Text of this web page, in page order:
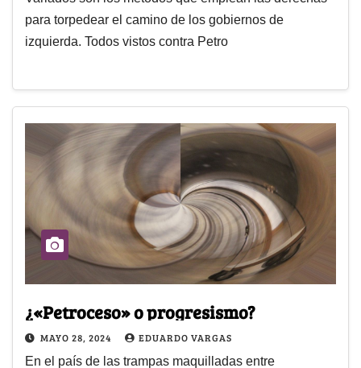
para torpedear el camino de los gobiernos de
izquierda. Todos vistos contra Petro
¿«Petroceso» o progresismo?
MAYO 28, 2024 EDUARDO VARGAS
En el país de las trampas maquilladas entre